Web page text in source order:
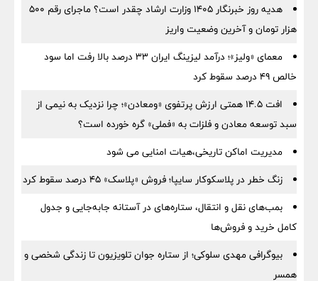
هدیه روز خبرنگار ۱۴۰۵ وزارت ارشاد چقدر است؟ ماجرای رقم ۵۰۰
هزار تومان و آخرین وضعیت واریز
معمای «ولیز»؛ درآمد لیزینگ ایران ۳۳ درصد بالا رفت اما سود
خالص ۴۹ درصد سقوط کرد
افت ۱۴.۵ همتی ارزش پرتفوی «ومعادن»؛ چرا نزدیک به نیمی از
سبد توسعه معادن و فلزات به «فملی» گره خورده است؟
مدیریت اماکن تاریخی،هیات امنایی می شود
زنگ خطر در پلاسکوکار سایپا؛ فروش «پلاسک» ۴۵ درصد سقوط کرد
بمب‌های نقل و انتقال، ستاره‌های در آستانه جابه‌جایی و جدول
کامل خرید و فروش‌ها
بیوگرافی مهدی سلوکی؛ از ستاره جوان تلویزیون تا زندگی شخصی و
همسر